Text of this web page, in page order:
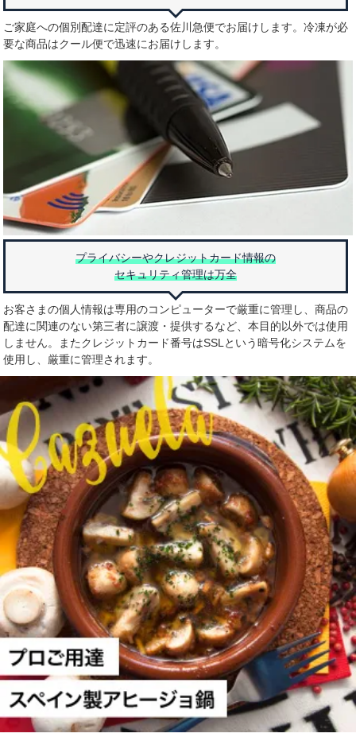
ご家庭への個別配達に定評のある佐川急便でお届けします。冷凍が必
要な商品はクール便で迅速にお届けします。
プライバシーやクレジットカード情報の
セキュリティ管理は万全
お客さまの個人情報は専用のコンピューターで厳重に管理し、商品の
配達に関連のない第三者に譲渡・提供するなど、本目的以外では使用
しません。またクレジットカード番号はSSLという暗号化システムを
使用し、厳重に管理されます。